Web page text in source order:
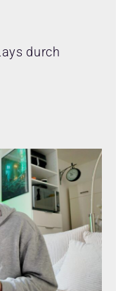
durch